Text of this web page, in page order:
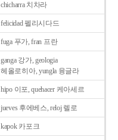
chicharra 치차라
felicidad 펠리시다드
fuga 푸가, fran 프란
ganga 강가, geologia
헤올로히아, yungla 융글라
hipo 이포, quehacer 케아세르
jueves 후에베스, reloj 렐로
kapok 카포크